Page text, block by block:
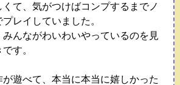
て、気がつけばコンプするまでノ
レイしていました。
みんながわいわいやっているのを見
す。
遊べて、本当に本当に嬉しかった